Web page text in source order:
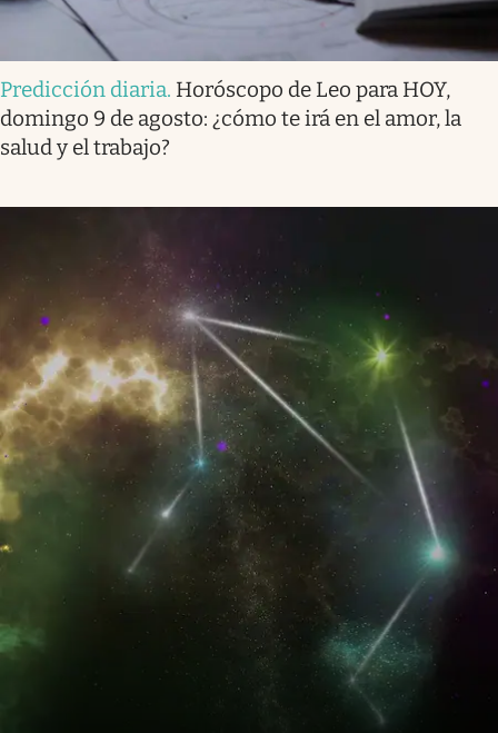
Predicción diaria. Horóscopo de Leo para HOY,
domingo 9 de agosto: ¿cómo te irá en el amor, la
salud y el trabajo?